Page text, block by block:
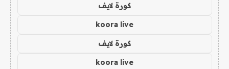
كورة لايف
koora live
كورة لايف
koora live